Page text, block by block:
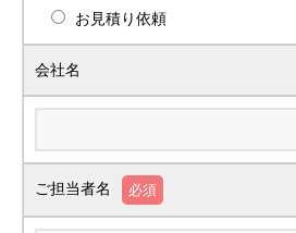
お見積り依頼
会社名
ご担当者名 必須